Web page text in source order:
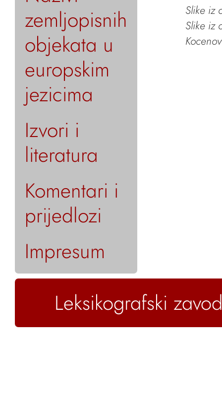
zemljopisnih
objekata u
europskim
jezicima
Izvori i
literatura
Komentari i
prijedlozi
Impresum
Slike iz
Slike iz
Leksikografski